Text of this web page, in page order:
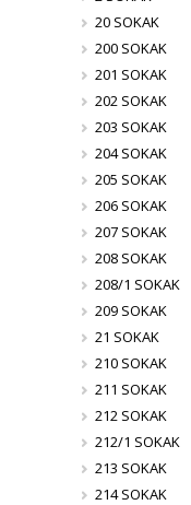
20 SOKAK
200 SOKAK
201 SOKAK
202 SOKAK
203 SOKAK
204 SOKAK
205 SOKAK
206 SOKAK
207 SOKAK
208 SOKAK
208/1 SOKAK
209 SOKAK
21 SOKAK
210 SOKAK
211 SOKAK
212 SOKAK
212/1 SOKAK
213 SOKAK
214 SOKAK